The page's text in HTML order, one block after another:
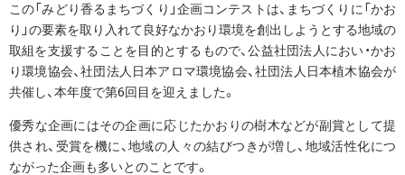
この「みどり香るまちづくり」企画コンテストは、まちづくりに「かお
り」の要素を取り入れて良好なかおり環境を創出しようとする地域の
取組を支援することを目的とするもので、公益社団法人におい・かお
り環境協会、社団法人日本アロマ環境協会、社団法人日本植木協会が
共催し、本年度で第6回目を迎えました。
優秀な企画にはその企画に応じたかおりの樹木などが副賞として提
供され、受賞を機に、地域の人々の結びつきが増し、地域活性化につ
ながった企画も多いとのことです。